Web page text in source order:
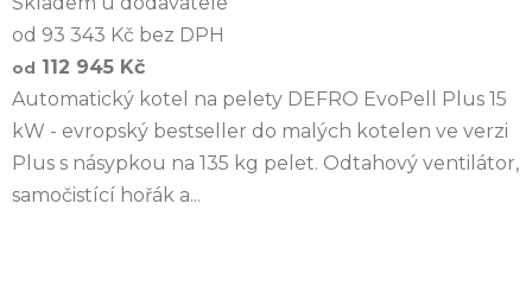
od 93 343 Kč bez DPH
od 112 945 Kč
Automatický kotel na pelety DEFRO EvoPell Plus 15
kW - evropský bestseller do malých kotelen ve verzi
Plus s násypkou na 135 kg pelet. Odtahový ventilátor,
samočistící hořák a...